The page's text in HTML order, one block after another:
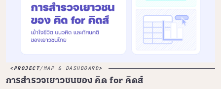
PROJECT/MAP & DASHBOARD
การสำรวจเยาวชนของ คิด for คิดส์